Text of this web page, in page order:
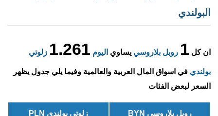
البولندي
ان كل 1 روبل بلاروسي يساوي اليوم 1.261 زلوتي
بولندي في اسواق المال العربية والعالمية وفيما يلي جدول يظهر
السعر لبعض الفئات
روبل بلاروسي BYN زلوتي بولندي PLN